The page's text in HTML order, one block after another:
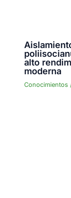
alto
moderna
Conocimientos